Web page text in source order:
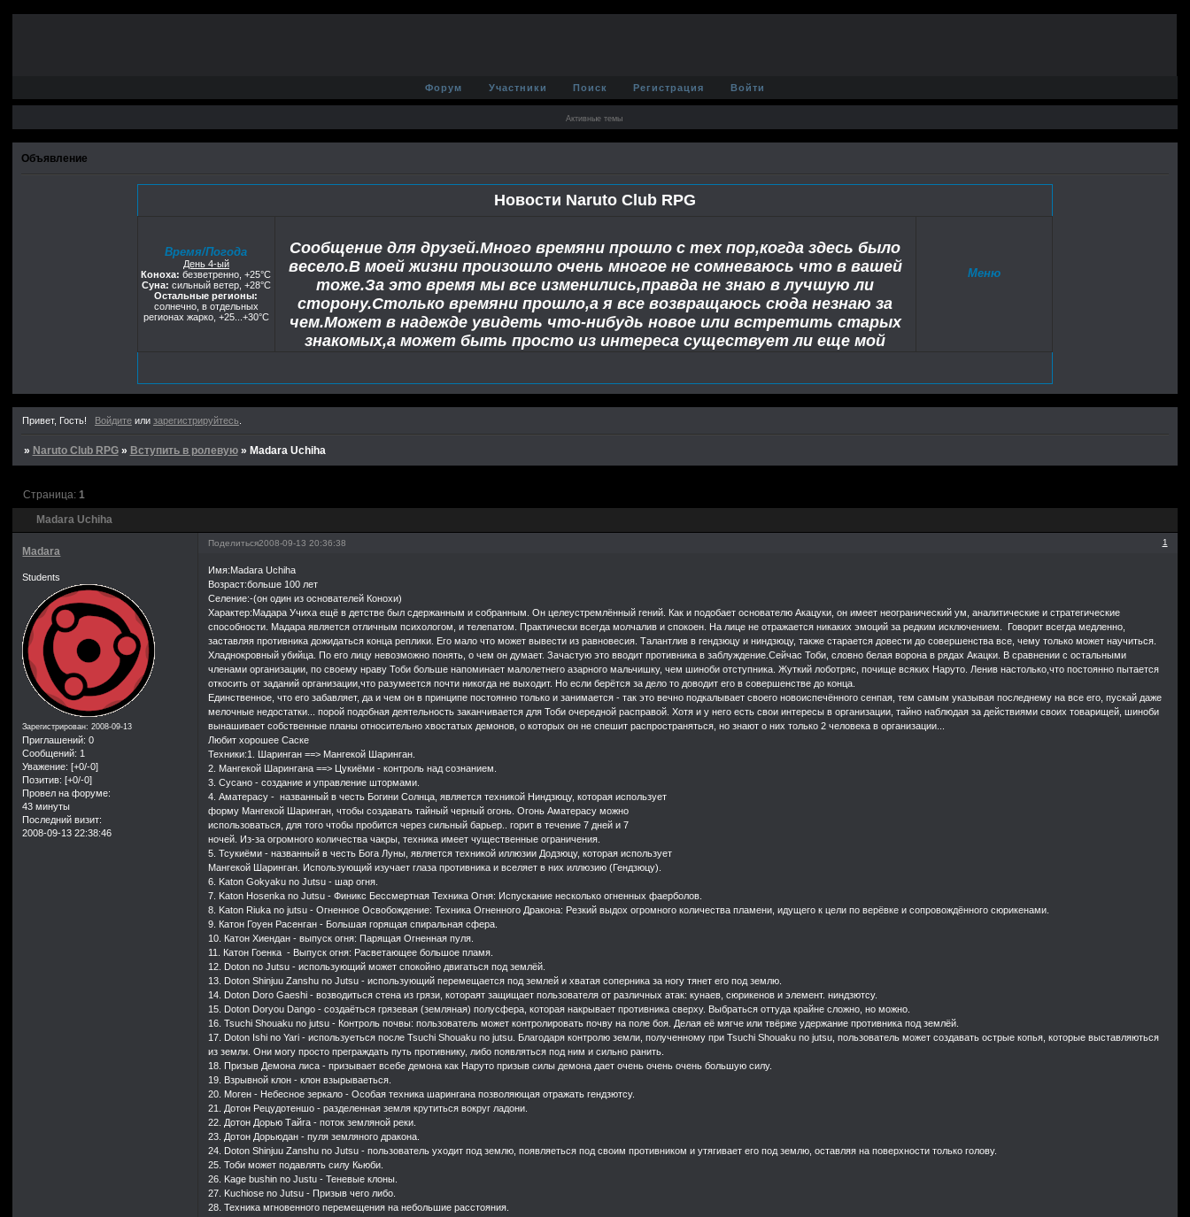
Форум Участники Поиск Регистрация Войти
Активные темы
Объявление
Новости Naruto Club RPG
Время/Погода
День 4-ый
Коноха: безветренно, +25°C
Суна: сильный ветер, +28°С
Остальные регионы:
солнечно, в отдельных
регионах жарко, +25...+30°С
Сообщение для друзей.Много времяни прошло с тех пор,когда здесь было
весело.В моей жизни произошло очень многое не сомневаюсь что в вашей
тоже.За это время мы все изменились,правда не знаю в лучшую ли
сторону.Столько времяни прошло,а я все возвращаюсь сюда незнаю за
чем.Может в надежде увидеть что-нибудь новое или встретить старых
знакомых,а может быть просто из интереса существует ли еще мой
тех прекрасных дней.И я хочу от всей души сказать вам спасибо друзья.Мне
быть немного сентиментально,и единственное что не изменилось за это
время,это моя грамотность(что очень печально).Но если хотя бы один из
ваш kakashi. .
Меню
Привет, Гость! Войдитеили зарегистрируйтесь
» Naruto Club RPG » Вступить в ролевую » Madara Uchiha
Madara Uchiha
Страница: 1
Поделиться 1
2008-09-13 20:36:38
Madara
Students
Зарегистрирован: 2008-09-13
Приглашений: 0
Сообщений: 1
Уважение: [+0/-0]
Позитив: [+0/-0]
Провел на форуме:
43 минуты
Последний визит:
2008-09-13 22:38:46
Имя:Madara Uchiha
Возраст:больше 100 лет
Селение:-(он один из основателей Конохи)
Характер:Мадара Учиха ещё в детстве был сдержанным и собранным. Он целеустремлённый гений. Как и подобает основателю Акацуки, он имеет неогранический ум, аналитические и стратегические
способности. Мадара является отличным психологом, и телепатом. Практически всегда молчалив и спокоен. На лице не отражается никаких эмоций за редким исключением. Говорит всегда медленно,
заставляя противника дожидаться конца реплики. Его мало что может вывести из равновесия. Талантлив в гендзюцу и ниндзюцу, также старается довести до совершенства все, чему только может научиться.
Хладнокровный убийца. По его лицу невозможно понять, о чем он думает. Зачастую это вводит противника в заблуждение.Сейчас Тоби, словно белая ворона в рядах Акацки. В сравнении с остальными
членами организации, по своему нраву Тоби больше напоминает малолетнего азарного мальчишку, чем шиноби отступника. Жуткий лоботряс, почище всяких Наруто. Ленив настолько,что постоянно пытается
откосить от заданий организации,что разумеется почти никогда не выходит. Но если берётся за дело то доводит его в совершенстве до конца.
Единственное, что его забавляет, да и чем он в принципе постоянно только и занимается - так это вечно подкалывает своего новоиспечённого сенпая, тем самым указывая последнему на все его, пускай даже
мелочные недостатки... порой подобная деятельность заканчивается для Тоби очередной расправой. Хотя и у него есть свои интересы в организации, тайно наблюдая за действиями своих товарищей, шиноби
вынашивает собственные планы относительно хвостатых демонов, о которых он не спешит распространяться, но знают о них только 2 человека в организации...
Любит хорошее Саске
Техники:1. Шаринган ==> Мангекой Шаринган.
2. Мангекой Шарингана ==> Цукиёми - контроль над сознанием.
3. Сусано - создание и управление штормами.
4. Аматерасу - названный в честь Богини Солнца, является техникой Ниндзюцу, которая использует
форму Мангекой Шаринган, чтобы создавать тайный черный огонь. Огонь Аматерасу можно
использоваться, для того чтобы пробится через сильный барьер.. горит в течение 7 дней и 7
ночей. Из-за огромного количества чакры, техника имеет чущественные ограничения.
5. Тсукиёми - названный в честь Бога Луны, является техникой иллюзии Додзюцу, которая использует
Мангекой Шаринган. Использующий изучает глаза противника и вселяет в них иллюзию (Гендзюцу).
6. Katon Gokyaku no Jutsu - шар огня.
7. Katon Hosenka no Jutsu - Финикс Бессмертная Техника Огня: Испускание несколько огненных фаерболов.
8. Katon Riuka no jutsu - Огненное Освобождение: Техника Огненного Дракона: Резкий выдох огромного количества пламени, идущего к цели по верёвке и сопровождённого сюрикенами.
9. Катон Гоуен Расенган - Большая горящая спиральная сфера.
10. Катон Хиендан - выпуск огня: Парящая Огненная пуля.
11. Катон Гоенка - Выпуск огня: Расветающее большое пламя.
12. Doton no Jutsu - использующий может спокойно двигаться под землёй.
13. Doton Shinjuu Zanshu no Jutsu - использующий перемещается под землей и хватая соперника за ногу тянет его под землю.
14. Doton Doro Gaeshi - возводиться стена из грязи, котораят защищает пользователя от различных атак: кунаев, сюрикенов и элемент. ниндзютсу.
15. Doton Doryou Dango - создаёться грязевая (земляная) полусфера, которая накрывает противника сверху. Выбраться оттуда крайне сложно, но можно.
16. Tsuchi Shouaku no jutsu - Контроль почвы: пользователь может контролировать почву на поле боя. Делая её мягче или твёрже удержание противника под землёй.
17. Doton Ishi no Yari - используеться после Tsuchi Shouaku no jutsu. Благодаря контролю земли, полученному при Tsuchi Shouaku no jutsu, пользователь может создавать острые копья, которые выставляються
из земли. Они могу просто преграждать путь противнику, либо появляться под ним и сильно ранить.
18. Призыв Демона лиса - призывает всебе демона как Наруто призыв силы демона дает очень очень очень большую силу.
19. Взрывной клон - клон взырываеться.
20. Моген - Небесное зеркало - Особая техника шарингана позволяющая отражать гендзютсу.
21. Дотон Рецудотеншо - разделенная земля крутиться вокруг ладони.
22. Дотон Дорью Тайга - поток земляной реки.
23. Дотон Дорьюдан - пуля земляного дракона.
24. Doton Shinjuu Zanshu no Jutsu - пользователь уходит под землю, появляеться под своим противником и утягивает его под землю, оставляя на поверхности только голову.
25. Тоби может подавлять силу Кьюби.
26. Kage bushin no Justu - Теневые клоны.
27. Kuchiose no Jutsu - Призыв чего либо.
28. Техника мгновенного перемещения на небольшие расстояния.